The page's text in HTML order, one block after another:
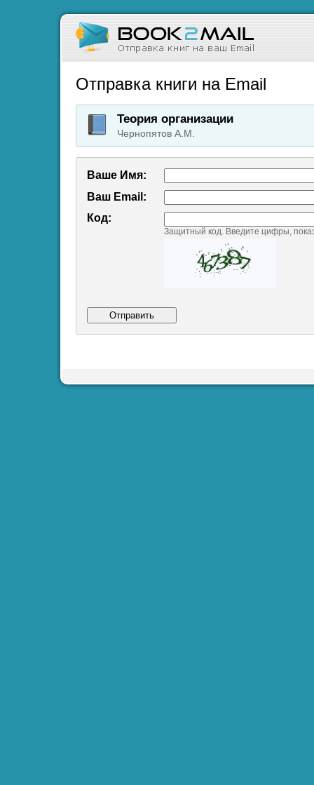
Отправка книги на Email
Теория организации
Чернопятов A.M.
Ваше Имя:
Ваш Emаil:
Код:
Защитный код. Введите цифры,